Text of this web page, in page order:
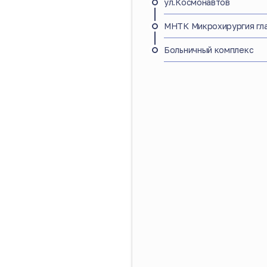
МНТК Микрохирургия
Больничный комплекс